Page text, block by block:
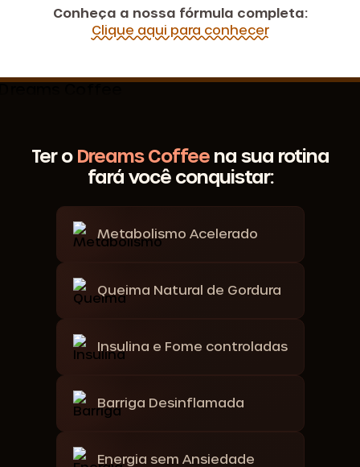
Conheça a nossa fórmula completa:
Clique aqui para conhecer
Ter o Dreams Coffeena sua rotina
fará você conquistar:
Metabolismo Acelerado
Queima Natural de Gordura
Insulina e Fome controladas
Barriga Desinflamada
Energia sem Ansiedade